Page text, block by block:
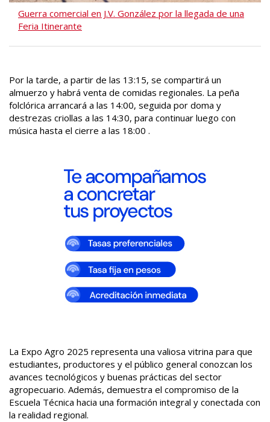
Guerra comercial en J.V. González por la llegada de una
Feria Itinerante
Por la tarde, a partir de las 13:15, se compartirá un
almuerzo y habrá venta de comidas regionales. La peña
folclórica arrancará a las 14:00, seguida por doma y
destrezas criollas a las 14:30, para continuar luego con
música hasta el cierre a las 18:00 .
La Expo Agro 2025 representa una valiosa vitrina para que
estudiantes, productores y el público general conozcan los
avances tecnológicos y buenas prácticas del sector
agropecuario. Además, demuestra el compromiso de la
Escuela Técnica hacia una formación integral y conectada con
la realidad regional.